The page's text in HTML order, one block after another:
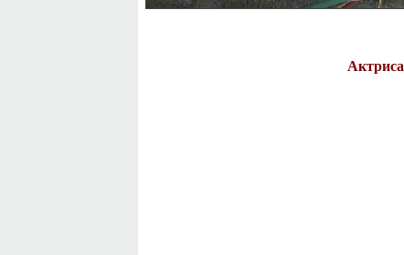
Актриса